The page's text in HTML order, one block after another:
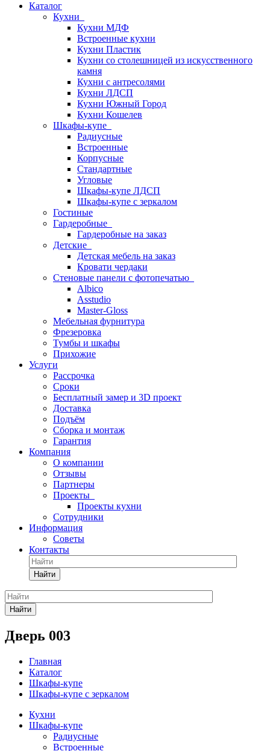
Каталог
Кухни
Кухни МДФ
Встроенные кухни
Кухни Пластик
Кухни со столешницей из искусcтвенного
камня
Кухни с антресолями
Кухни ЛДСП
Кухни Южный Город
Кухни Кошелев
Шкафы-купе
Радиусные
Встроенные
Корпусные
Стандартные
Угловые
Шкафы-купе ЛДСП
Шкафы-купе с зеркалом
Гостиные
Гардеробные
Гардеробные на заказ
Детские
Детская мебель на заказ
Кровати чердаки
Стеновые панели с фотопечатью
Albico
Asstudio
Master-Gloss
Мебельная фурнитура
Фрезеровка
Тумбы и шкафы
Прихожие
Услуги
Рассрочка
Сроки
Бесплатный замер и 3D проект
Доставка
Подъём
Сборка и монтаж
Гарантия
Компания
О компании
Отзывы
Партнеры
Проекты
Проекты кухни
Сотрудники
Информация
Советы
Контакты
Найти
Найти
Дверь 003
Главная
Каталог
Шкафы-купе
Шкафы-купе с зеркалом
Кухни
Шкафы-купе
Радиусные
Встроенные